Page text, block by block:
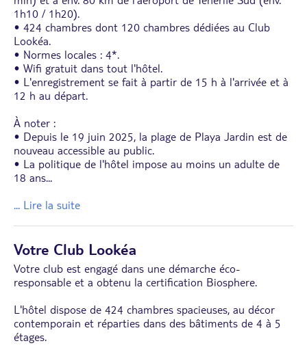
1h10 / 1h20).
• 424 chambres dont 120 chambres dédiées au Club
Lookéa.
• Normes locales : 4*.
• Wifi gratuit dans tout l'hôtel.
• L'enregistrement se fait à partir de 15 h à l'arrivée et à
12 h au départ.
À noter :
• Depuis le 19 juin 2025, la plage de Playa Jardin est de
nouveau accessible au public.
• La politique de l'hôtel impose au moins un adulte de
18 ans...
... Lire la suite
Votre Club Lookéa
Votre club est engagé dans une démarche éco-
responsable et a obtenu la certification Biosphere.
L'hôtel dispose de 424 chambres spacieuses, au décor
contemporain et réparties dans des bâtiments de 4 à 5
étages.